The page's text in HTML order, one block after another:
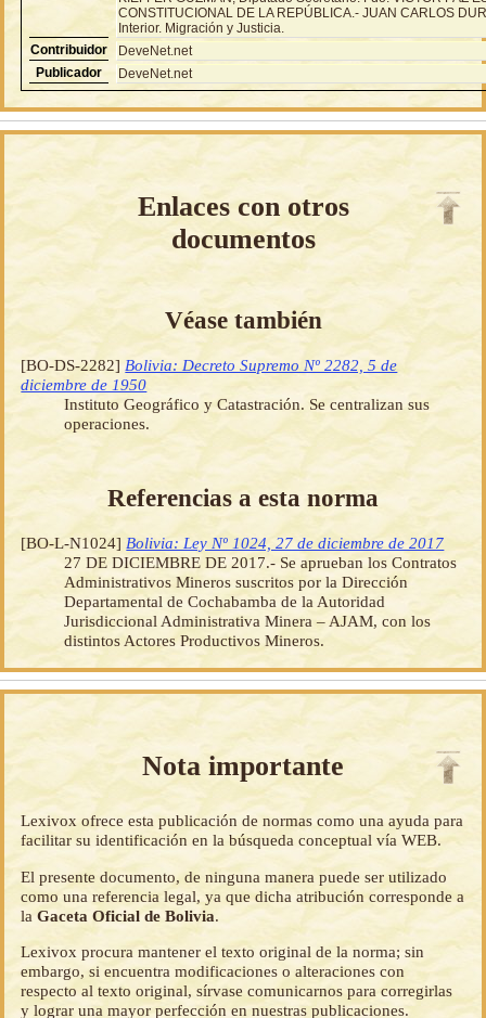
CONSTITUCIONAL DE LA REPÚBLICA.- JUAN CARLOS
Interior. Migración y Justicia.
Contribuidor
DeveNet.net
Publicador
DeveNet.net
Enlaces con otros
documentos
Véase también
[BO-DS-2282] Bolivia: Decreto Supremo Nº 2282, 5 de
diciembre de 1950
Instituto Geográfico y Catastración. Se centralizan sus
operaciones.
Referencias a esta norma
[BO-L-N1024] Bolivia: Ley Nº 1024, 27 de diciembre de 2017
27 DE DICIEMBRE DE 2017.- Se aprueban los Contratos
Administrativos Mineros suscritos por la Dirección
Departamental de Cochabamba de la Autoridad
Jurisdiccional Administrativa Minera – AJAM, con los
distintos Actores Productivos Mineros.
Nota importante
Lexivox ofrece esta publicación de normas como una ayuda para
facilitar su identificación en la búsqueda conceptual vía WEB.
El presente documento, de ninguna manera puede ser utilizado
como una referencia legal, ya que dicha atribución corresponde a
laGaceta Oficial de Bolivia.
Lexivox procura mantener el texto original de la norma; sin
embargo, si encuentra modificaciones o alteraciones con
respecto al texto original, sírvase comunicarnos para corregirlas
y lograr una mayor perfección en nuestras publicaciones.